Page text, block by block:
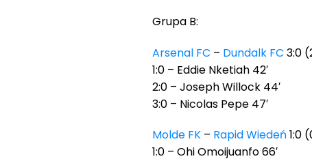
Grupa B:
Arsenal FC – Dundalk FC 3:0
1:0 – Eddie Nketiah 42′
2:0 – Joseph Willock 44′
3:0 – Nicolas Pepe 47′
Molde FK – Rapid Wiedeń1:0
1:0 – Ohi Omoijuanfo 66′